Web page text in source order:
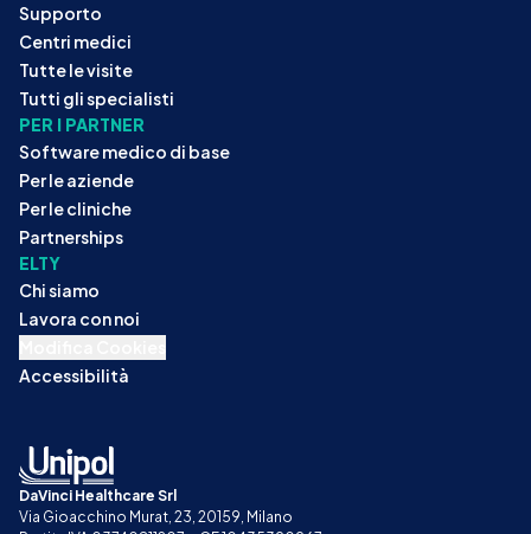
Supporto
Centri medici
Tutte le visite
Tutti gli specialisti
PER I PARTNER
Software medico di base
Per le aziende
Per le cliniche
Partnerships
ELTY
Chi siamo
Lavora con noi
Accessibilità
DaVinci Healthcare Srl
Via Gioacchino Murat, 23, 20159, Milano